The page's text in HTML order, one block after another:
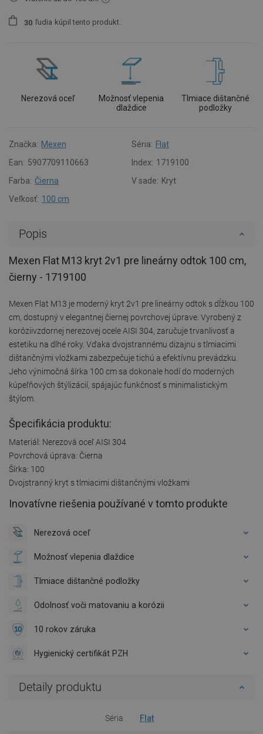
30 ľudia kúpil tento produkt.
Nerezová oceľ
Možnosť vlepenia
dlaždice
Tlmiace dištančné
podložky
Značka: Mexen Séria: Flat
Ean: 5907709110663 Index: 1719100
Farba: Čierna V sade: Kryt
Veľkosť: 100 cm
Popis
Mexen Flat M13 kryt 2v1 pre lineárny odtok 100 cm,
čierny - 1719100
Mexen Flat M13 je moderný kryt 2v1 pre lineárny odtok s dĺžkou 100
cm, dostupný v elegantnej čiernej povrchovej úprave. Vyrobený z
koróziivzdornej nerezovej ocele AISI 304, zaručuje trvanlivosť a
estetiku na dlhé roky. Vďaka dvojstrannému dizajnu s tlmiacimi
dištančnými vložkami zabezpečuje tichú a efektívnu prevádzku.
Jeho výnimočná šírka 100 cm sa dokonale hodí do moderných
kúpeľňových štýlizácií, spájajúc funkčnosť s minimalistickým
štýlom.
Špecifikácia produktu:
Materiál: Nerezová oceľ AISI 304
Povrchová úprava: Čierna
Šírka: 100
Dvojstranný kryt s tlmiacimi dištančnými vložkami
Inovatívne riešenia používané v tomto produkte
Nerezová oceľ
Možnosť vlepenia dlaždice
Tlmiace dištančné podložky
Odolnosť voči matovaniu a korózii
10 rokov záruka
Hygienický certifikát PZH
Detaily produktu
Séria Flat